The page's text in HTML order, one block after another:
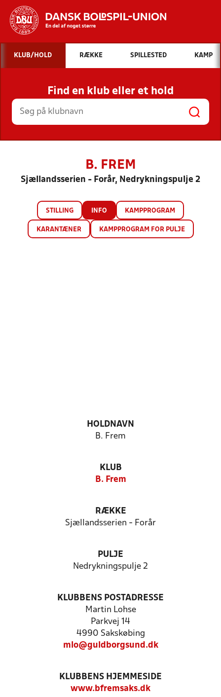
Hvad vil du søge efter?
INDHOLD OG NYHEDER
STILLINGER, RESULTATER, KLUBBER OG
HOLD
KLUB/HOLD RÆKKE SPILLESTED KAMP
Find en klub eller et hold
B. FREM
Sjællandsserien - Forår, Nedrykningspulje 2
STILLING INFO KAMPPROGRAM
KARANTÆNER KAMPPROGRAM FOR PULJE
HOLDNAVN
B. Frem
KLUB
B. Frem
RÆKKE
Sjællandsserien - Forår
PULJE
Nedrykningspulje 2
KLUBBENS POSTADRESSE
Martin Lohse
Parkvej 14
4990 Sakskøbing
mlo@guldborgsund.dk
KLUBBENS HJEMMESIDE
www.bfremsaks.dk